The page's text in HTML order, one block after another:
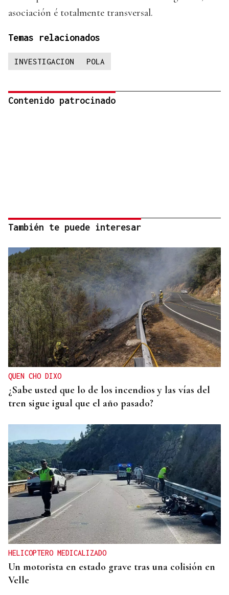
asociación é totalmente transversal.
Temas relacionados
INVESTIGACION POLA
Contenido patrocinado
También te puede interesar
QUEN CHO DIXO
¿Sabe usted que lo de los incendios y las vías del
tren sigue igual que el año pasado?
HELICOPTERO MEDICALIZADO
Un motorista en estado grave tras una colisión en
Velle